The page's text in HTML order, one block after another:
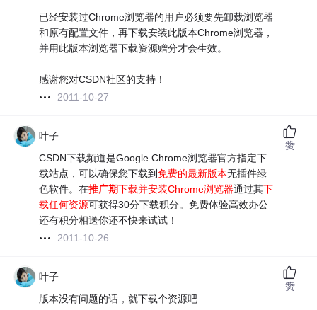
已经安装过Chrome浏览器的用户必须要先卸载浏览器
和原有配置文件，再下载安装此版本Chrome浏览器，
并用此版本浏览器下载资源赠分才会生效。
感谢您对CSDN社区的支持！
2011-10-27
叶子
CSDN下载频道是Google Chrome浏览器官方指定下
载站点，可以确保您下载到免费的最新版本无插件绿
色软件。在推广期下载并安装Chrome浏览器通过其下
载任何资源可获得30分下载积分。免费体验高效办公
还有积分相送你还不快来试试！
2011-10-26
赞
叶子
版本没有问题的话，就下载个资源吧...
赞